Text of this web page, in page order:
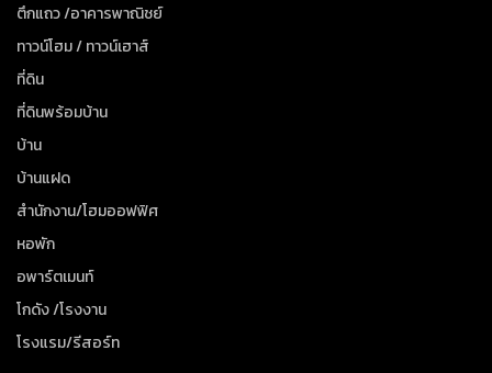
ตึกแถว /อาคารพาณิชย์
ทาวน์โฮม / ทาวน์เฮาส์
ที่ดิน
ที่ดินพร้อมบ้าน
บ้าน
บ้านแฝด
สำนักงาน/โฮมออฟฟิศ
หอพัก
อพาร์ตเมนท์
โกดัง /โรงงาน
โรงแรม/รีสอร์ท